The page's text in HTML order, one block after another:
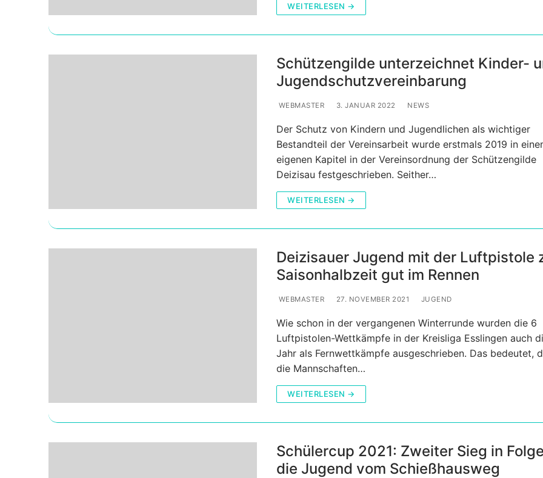
WEITERLESEN →
Schützengilde unterzeichnet Kinder-
Jugendschutzvereinbarung
WEBMASTER 3. JANUAR 2022 NEWS
Der Schutz von Kindern und Jugendlichen als wichtiger
Bestandteil der Vereinsarbeit wurde erstmals 2019 in
eigenen Kapitel in der Vereinsordnung der Schützengilde
Deizisau festgeschrieben. Seither…
WEITERLESEN →
Deizisauer Jugend mit der Luftpistole
Saisonhalbzeit gut im Rennen
WEBMASTER 27. NOVEMBER 2021 JUGEND
Wie schon in der vergangenen Winterrunde wurden die 6
Luftpistolen-Wettkämpfe in der Kreisliga Esslingen auch
Jahr als Fernwettkämpfe ausgeschrieben. Das bedeutet,
die Mannschaften…
WEITERLESEN →
Schülercup 2021: Zweiter Sieg in
die Jugend vom Schießhausweg